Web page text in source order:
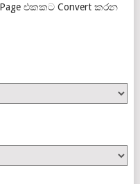
එකකට Convert කරන